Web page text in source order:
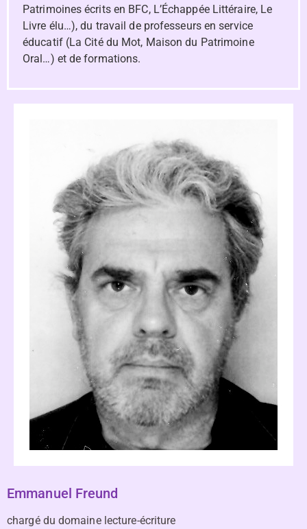
Patrimoines écrits en BFC, L’Échappée Littéraire, Le
Livre élu…), du travail de professeurs en service
éducatif (La Cité du Mot, Maison du Patrimoine
Oral…) et de formations.
Emmanuel Freund
chargé du domaine lecture-écriture